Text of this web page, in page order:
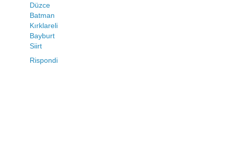
Düzce
Batman
Kırklareli
Bayburt
Siirt
Rispondi